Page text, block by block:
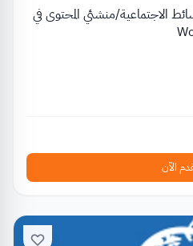
الاجتماعية/منشئي المحتوى في
الآن